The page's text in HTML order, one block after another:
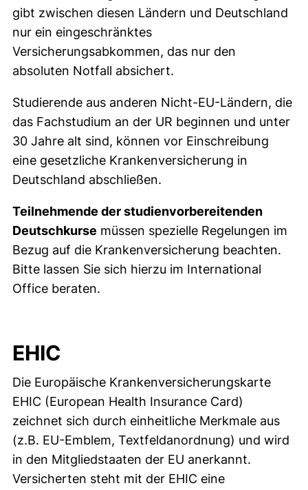
gibt zwischen diesen Ländern und Deutschland
nur ein eingeschränktes
Versicherungsabkommen, das nur den
absoluten Notfall absichert.
Studierende aus anderen Nicht-EU-Ländern, die
das Fachstudium an der UR beginnen und unter
30 Jahre alt sind, können vor Einschreibung
eine gesetzliche Krankenversicherung in
Deutschland abschließen.
Teilnehmende der studienvorbereitenden
Deutschkurse müssen spezielle Regelungen im
Bezug auf die Krankenversicherung beachten.
Bitte lassen Sie sich hierzu im International
Office beraten.
EHIC
Die Europäische Krankenversicherungskarte
EHIC (European Health Insurance Card)
zeichnet sich durch einheitliche Merkmale aus
(z.B. EU-Emblem, Textfeldanordnung) und wird
in den Mitgliedstaaten der EU anerkannt.
Versicherten steht mit der EHIC eine